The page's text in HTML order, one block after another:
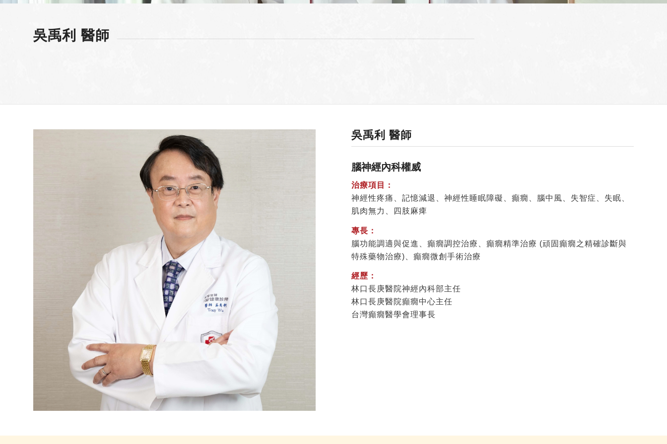
吳禹利 醫師
吳禹利 醫師
腦神經內科權威
治療項目：
神經性疼痛、記憶減退、神經性睡眠障礙、癲癇、腦中風、失智症、失眠、
肌肉無力、四肢麻痺
專長：
腦功能調適與促進、癲癇調控治療、癲癇精準治療 (頑固癲癇之精確診斷與
特殊藥物治療)、癲癇微創手術治療
經歷：
林口長庚醫院神經內科部主任
林口長庚醫院癲癇中心主任
台灣癲癇醫學會理事長